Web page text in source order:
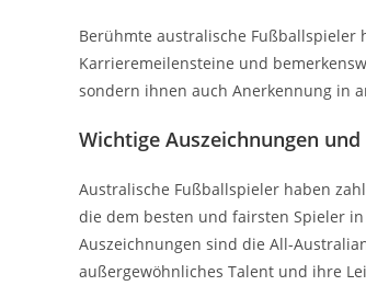
Berühmte australische Fußballspieler
Karrieremeilensteine und
sondern ihnen auch Anerkennung in
Wichtige Auszeichnungen und
Australische Fußballspieler haben
die dem besten und fairsten Spieler
Auszeichnungen sind die All-
außergewöhnliches Talent und ihre